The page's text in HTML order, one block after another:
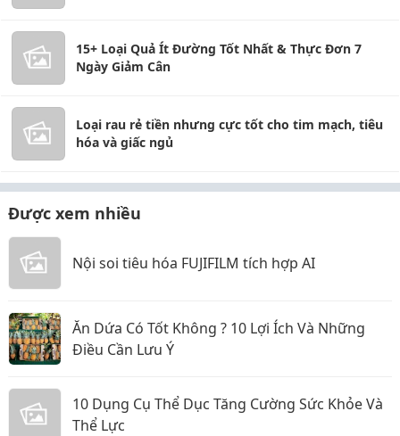
15+ Loại Quả Ít Đường Tốt Nhất & Thực Đơn 7
Ngày Giảm Cân
Loại rau rẻ tiền nhưng cực tốt cho tim mạch, tiêu
hóa và giấc ngủ
Được xem nhiều
Nội soi tiêu hóa FUJIFILM tích hợp AI
Ăn Dứa Có Tốt Không ? 10 Lợi Ích Và Những
Điều Cần Lưu Ý
10 Dụng Cụ Thể Dục Tăng Cường Sức Khỏe Và
Thể Lực